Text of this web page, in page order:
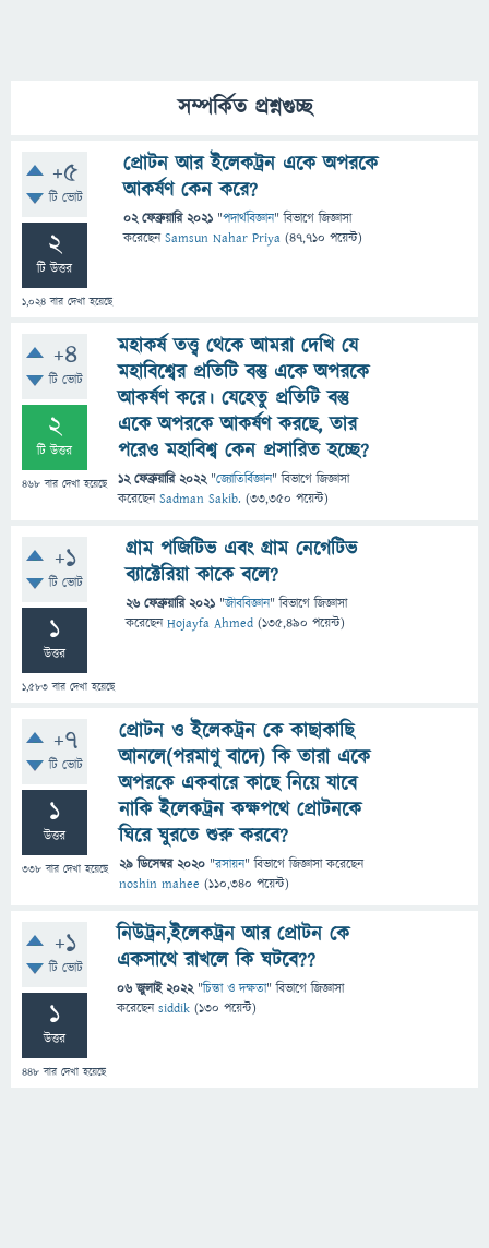
সম্পর্কিত প্রশ্নগুচ্ছ
+5
টি ভোট
2
টি উত্তর
1,024 বার দেখা হয়েছে
প্রোটন আর ইলেকট্রন একে অপরকে
আকর্ষণ কেন করে?
02 ফেব্রুয়ারি 2021 "পদার্থবিজ্ঞান" বিভাগে জিজ্ঞাসা
করেছেনSamsun Nahar Priya (47,710 পয়েন্ট)
+4
টি ভোট
2
টি উত্তর
468 বার দেখা হয়েছে
মহাকর্ষ তত্ত্ব থেকে আমরা দেখি যে
মহাবিশ্বের প্রতিটি বস্তু একে অপরকে
আকর্ষণ করে। যেহেতু প্রতিটি বস্তু
একে অপরকে আকর্ষণ করছে, তার
পরেও মহাবিশ্ব কেন প্রসারিত হচ্ছে?
12 ফেব্রুয়ারি 2022 "জ্যোতির্বিজ্ঞান" বিভাগে জিজ্ঞাসা
করেছেনSadman Sakib. (33,350 পয়েন্ট)
+1
টি ভোট
1
উত্তর
1,583 বার দেখা হয়েছে
গ্রাম পজিটিভ এবং গ্রাম নেগেটিভ
ব্যাক্টেরিয়া কাকে বলে?
26 ফেব্রুয়ারি 2021 "জীববিজ্ঞান" বিভাগে জিজ্ঞাসা
করেছেনHojayfa Ahmed (135,490 পয়েন্ট)
+7
টি ভোট
1
উত্তর
338 বার দেখা হয়েছে
প্রোটন ও ইলেকট্রন কে কাছাকাছি
আনলে(পরমাণু বাদে) কি তারা একে
অপরকে একবারে কাছে নিয়ে যাবে
নাকি ইলেকট্রন কক্ষপথে প্রোটনকে
ঘিরে ঘুরতে শুরু করবে?
29 ডিসেম্বর 2020 "রসায়ন" বিভাগে জিজ্ঞাসাকরেছেন
noshin mahee (110,340 পয়েন্ট)
+1
টি ভোট
1
উত্তর
448 বার দেখা হয়েছে
নিউট্রন,ইলেকট্রন আর প্রোটন কে
একসাথে রাখলে কি ঘটবে??
06 জুলাই 2022 "চিন্তা ও দক্ষতা" বিভাগে জিজ্ঞাসা
করেছেনsiddik (130 পয়েন্ট)